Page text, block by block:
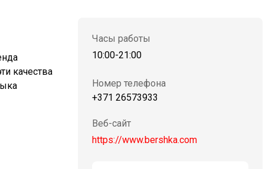
качества
Часы работы
10:00-21:00
Номер телефона
+371 26573933
Веб-сайт
https://www.bershka.com